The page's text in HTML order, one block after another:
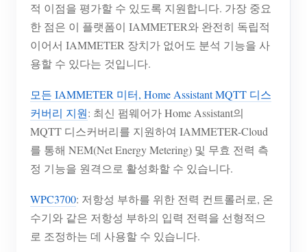
적 이점을 평가할 수 있도록 지원합니다. 가장 중요
한 점은 이 플랫폼이 IAMMETER와 완전히 독립적
이어서 IAMMETER 장치가 없어도 분석 기능을 사
용할 수 있다는 것입니다.
모든 IAMMETER 미터, Home Assistant MQTT 디스
커버리 지원: 최신 펌웨어가 Home Assistant의
MQTT 디스커버리를 지원하여 IAMMETER-Cloud
를 통해 NEM(Net Energy Metering) 및 무효 전력 측
정 기능을 원격으로 활성화할 수 있습니다.
WPC3700: 저항성 부하를 위한 전력 컨트롤러로, 온
수기와 같은 저항성 부하의 입력 전력을 선형적으
로 조정하는 데 사용할 수 있습니다.